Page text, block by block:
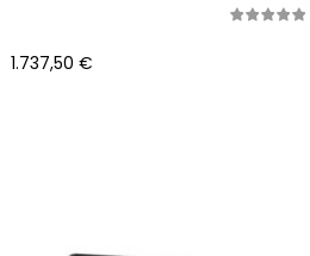
Precio
1.737,50 €